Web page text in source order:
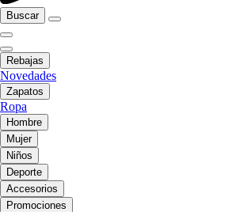
Buscar
Rebajas
Novedades
Zapatos
Ropa
Hombre
Mujer
Niños
Deporte
Accesorios
Promociones